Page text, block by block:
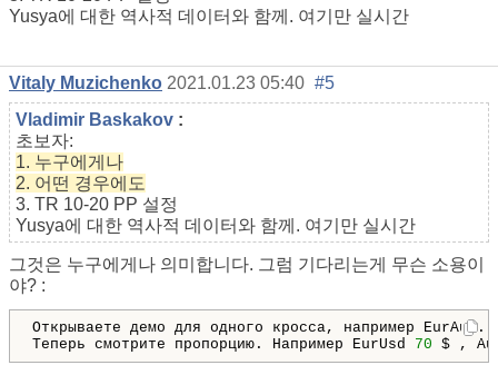
Yusya에 대한 역사적 데이터와 함께. 여기만 실시간
Vitaly Muzichenko 2021.01.23 05:40 #5
Vladimir Baskakov :
초보자:
1. 누구에게나
2. 어떤 경우에도
3. TR 10-20 PP 설정
Yusya에 대한 역사적 데이터와 함께. 여기만 실시간
그것은 누구에게나 의미합니다. 그럼 기다리는게 무슨 소용이
야? :
Открываете демо для одного кросса, например
Теперь смотрите пропорцию. Например EurUsd 70 $ ,